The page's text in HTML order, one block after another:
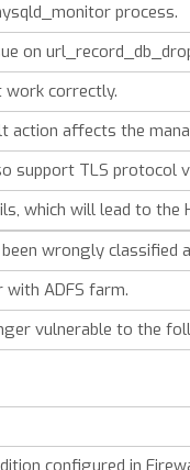
process.
on
work correctly.
action affects the
support TLS protocol
which will lead to
wrongly classified
with ADFS farm.
vulnerable to the
configured in